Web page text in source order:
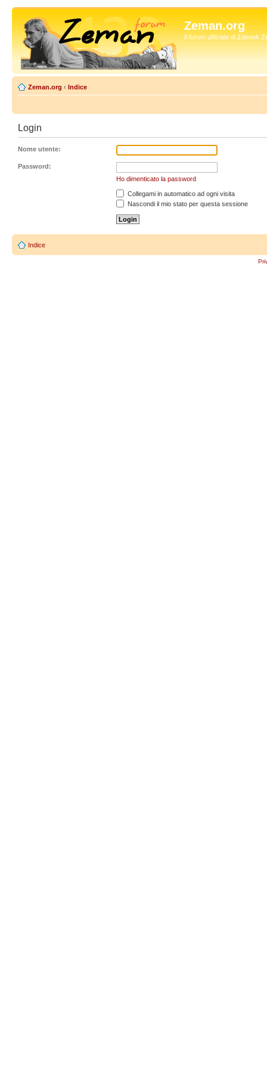
Zeman.org
Il forum ufficiale di Zdenek
Zeman.org ‹ Indice
Login
Nome utente:
Password:
Ho dimenticato la password
Collegami in automatico ad ogni visita
Nascondi il mio stato per questa sessione
Indice